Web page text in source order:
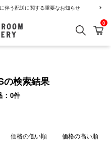
伴う配送に関する重要なお知らせ
検索 カ
0
の検索結果
0件
価格の低い順 価格の高い順